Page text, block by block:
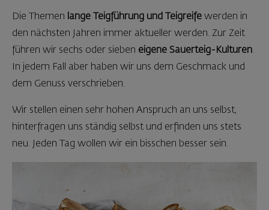
Die Themen lange Teigführung und Teigreife werden in
den nächsten Jahren immer aktueller werden. Zur Zeit
führen wir sechs oder sieben eigene Sauerteig-Kulturen.
In jedem Fall aber haben wir uns dem Geschmack und
dem Genuss verschrieben.
Wir stellen einen sehr hohen Anspruch an uns selbst,
hinterfragen uns ständig selbst und erfinden uns stets
neu. Jeden Tag wollen wir ein bisschen besser sein.